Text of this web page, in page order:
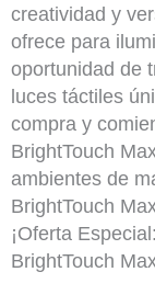
creatividad y
ofrece para
oportunidad de
luces táctiles
compra y
BrightTouch
ambientes de
BrightTouch
¡Oferta
BrightTouch